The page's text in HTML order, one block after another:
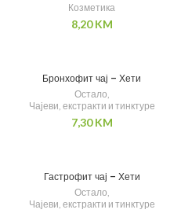
Козметика
8,20KM
Бронхофит чај – Хети
Остало,
Чајеви, екстракти и тинктуре
7,30KM
Гастрофит чај – Хети
Остало,
Чајеви, екстракти и тинктуре